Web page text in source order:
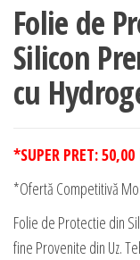
Folie de
Silicon
cu
*SUPER PRET:50,00
*Ofertă Competitivă
Folie de Protectie din
fine Provenite din Uz.